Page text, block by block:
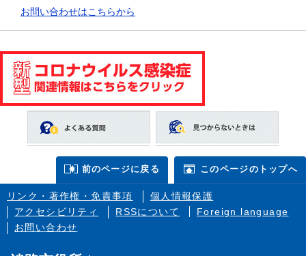
お問い合わせはこちらから
前のページに戻る このページのトップへ
リンク・著作権・免責事項
個人情報保護
アクセシビリティ
RSSについて
Foreign language
お問い合わせ